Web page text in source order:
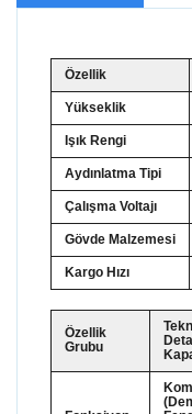
Özellik
Yükseklik
Işık Rengi
Aydınlatma Tipi
Çalışma Voltajı
Gövde Malzemesi
Kargo Hızı
Özellik
Grubu